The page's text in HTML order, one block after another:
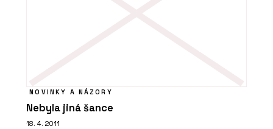
NOVINKY A NÁZORY
Nebyla jiná šance
18. 4. 2011